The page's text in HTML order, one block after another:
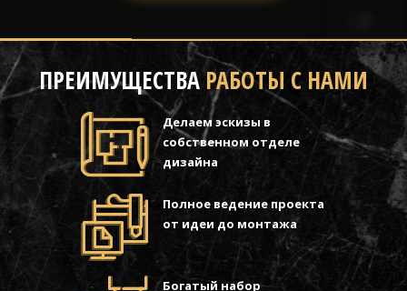
ПРЕИМУЩЕСТВАРАБОТЫ С НАМИ
Делаем эскизы в
собственном отделе
дизайна
Полное ведение проекта
от идеи до монтажа
Богатый набор